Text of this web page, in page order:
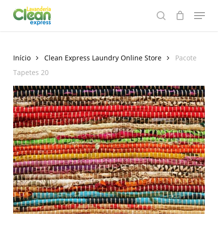
search
Menu
Início Clean Express Laundry Online Store
Pacote
Tapetes 20